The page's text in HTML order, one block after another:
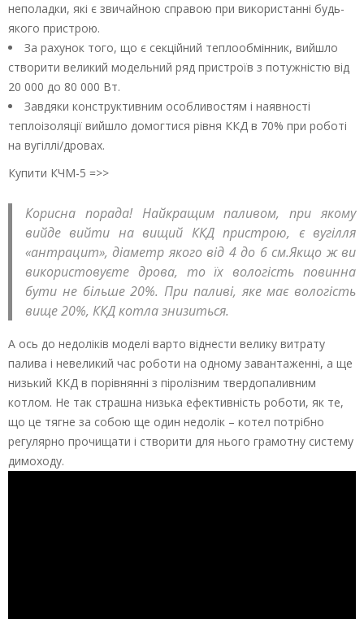
неполадки, які є звичайною справою при використанні будь-
якого пристрою.
За рахунок того, що є секційний теплообмінник, вийшло
створити великий модельний ряд пристроїв з потужністю від
20 000 до 80 000 Вт.
Завдяки конструктивним особливостям і наявності
теплоізоляції вийшло домогтися рівня ККД в 70% при роботі
на вугіллі/дровах.
Купити КЧМ-5 =>>
Корисна порада! Найкращим паливом, при якому
вийде вийти на вищий ККД пристрою, є вугілля
«антрацит», діаметр якого від 4 до 6 см.Якщо ж ви
використовуєте дрова, то їх вологість повинна
бути не більше 20%. При паливі, яке має вологість
вище 20%, ККД котла знизиться.
А ось до недоліків моделі варто віднести велику витрату
палива і невеликий час роботи на одному завантаженні, а ще
низький ККД в порівнянні з піролізним твердопаливним
котлом. Не так страшна низька ефективність роботи, як те,
що це тягне за собою ще один недолік – котел потрібно
регулярно прочищати і створити для нього грамотну систему
димоходу.